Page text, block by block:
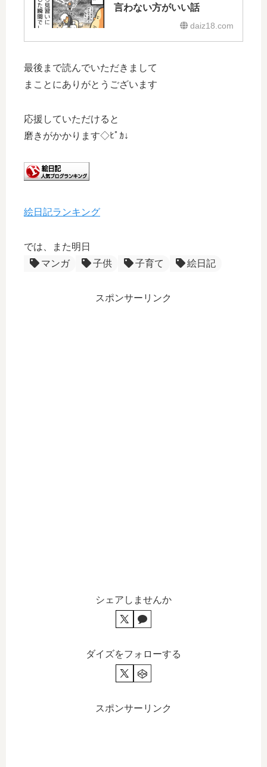
言わない方がいい話
daiz18.com
最後まで読んでいただきまして
まことにありがとうございます
応援していただけると
磨きがかかります◇ﾋﾟｶ↓
絵日記ランキング
では、また明日
マンガ
子供 子育て 絵日記
スポンサーリンク
シェアしませんか
ダイズをフォローする
スポンサーリンク